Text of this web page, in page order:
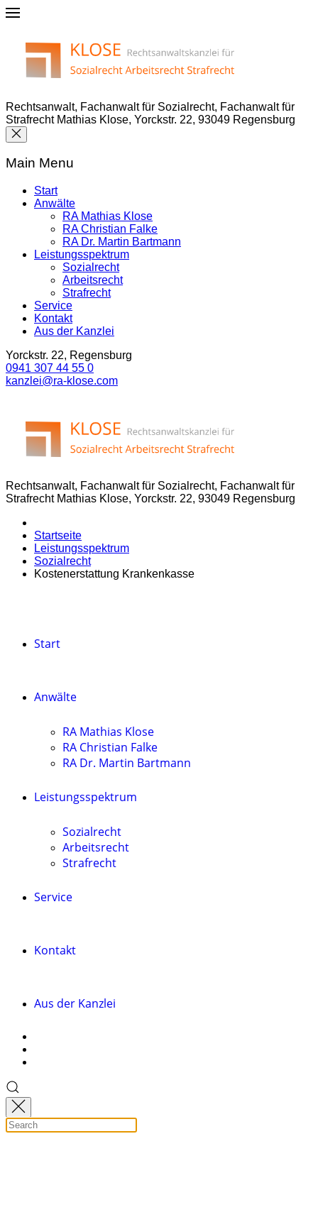
Rechtsanwalt, Fachanwalt für Sozialrecht, Fachanwalt für
Strafrecht Mathias Klose, Yorckstr. 22, 93049 Regensburg
Main Menu
Start
Anwälte
RA Mathias Klose
RA Christian Falke
RA Dr. Martin Bartmann
Leistungsspektrum
Sozialrecht
Arbeitsrecht
Strafrecht
Service
Kontakt
Aus der Kanzlei
Yorckstr. 22, Regensburg
0941 307 44 55 0
kanzlei@ra-klose.com
Rechtsanwalt, Fachanwalt für Sozialrecht, Fachanwalt für
Strafrecht Mathias Klose, Yorckstr. 22, 93049 Regensburg
Startseite
Leistungsspektrum
Sozialrecht
Kostenerstattung Krankenkasse
Start
Anwälte
RA Mathias Klose
RA Christian Falke
RA Dr. Martin Bartmann
Leistungsspektrum
Sozialrecht
Arbeitsrecht
Strafrecht
Service
Kontakt
Aus der Kanzlei